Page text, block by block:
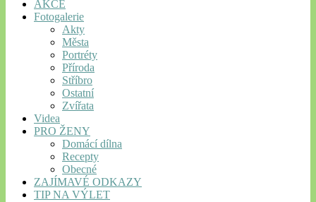
AKCE
Fotogalerie
Akty
Města
Portréty
Příroda
Stříbro
Ostatní
Zvířata
Videa
PRO ŽENY
Domácí dílna
Recepty
Obecné
ZAJÍMAVÉ ODKAZY
TIP NA VÝLET